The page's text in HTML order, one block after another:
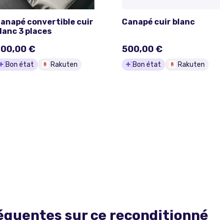
convertible cuir
3 places
€
Bon état Rakuten
Canapé cuir blanc
500,00 €
Bon état Rakuten
sur ce reconditionné